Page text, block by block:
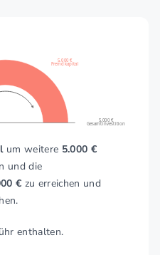
5.000 €
Fremdkapital
5.000 €
Gesamtinvestition
um weitere 5.000 €
und die
€ zu erreichen und
enthalten.